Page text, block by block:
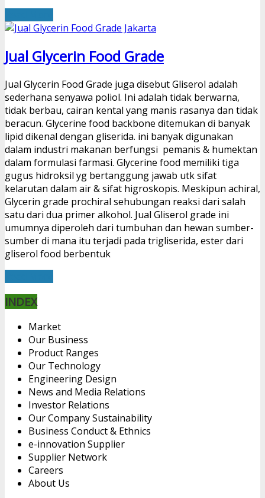
Jual Glycerin Food Grade
Jual Glycerin Food Grade juga disebut Gliserol adalah
sederhana senyawa poliol. Ini adalah tidak berwarna,
tidak berbau, cairan kental yang manis rasanya dan tidak
beracun. Glycerine food backbone ditemukan di banyak
lipid dikenal dengan gliserida. ini banyak digunakan
dalam industri makanan berfungsi pemanis & humektan
dalam formulasi farmasi. Glycerine food memiliki tiga
gugus hidroksil yg bertanggung jawab utk sifat
kelarutan dalam air & sifat higroskopis. Meskipun achiral,
Glycerin grade prochiral sehubungan reaksi dari salah
satu dari dua primer alkohol. Jual Gliserol grade ini
umumnya diperoleh dari tumbuhan dan hewan sumber-
sumber di mana itu terjadi pada trigliserida, ester dari
gliserol food berbentuk
INDEX
Market
Our Business
Product Ranges
Our Technology
Engineering Design
News and Media Relations
Investor Relations
Our Company Sustainability
Business Conduct & Ethnics
e-innovation Supplier
Supplier Network
Careers
About Us